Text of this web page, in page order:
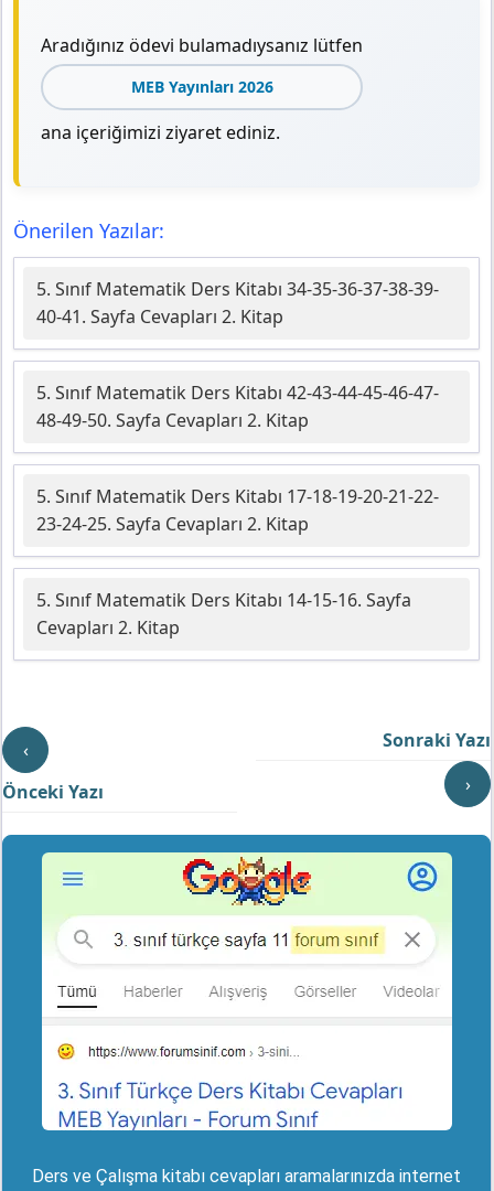
Aradığınız ödevi bulamadıysanız lütfen
MEB Yayınları 2026
ana içeriğimizi ziyaret ediniz.
Önerilen Yazılar:
5. Sınıf Matematik Ders Kitabı 34-35-36-37-38-39-
40-41. Sayfa Cevapları 2. Kitap
5. Sınıf Matematik Ders Kitabı 42-43-44-45-46-47-
48-49-50. Sayfa Cevapları 2. Kitap
5. Sınıf Matematik Ders Kitabı 17-18-19-20-21-22-
23-24-25. Sayfa Cevapları 2. Kitap
5. Sınıf Matematik Ders Kitabı 14-15-16. Sayfa
Cevapları 2. Kitap
‹
Önceki Yazı
Sonraki Yazı
›
Ders ve Çalışma kitabı cevapları aramalarınızda internet